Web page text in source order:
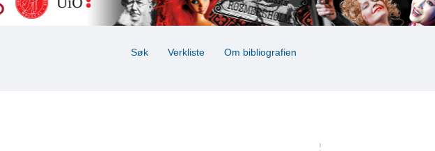
Søk Verkliste Om bibliografien